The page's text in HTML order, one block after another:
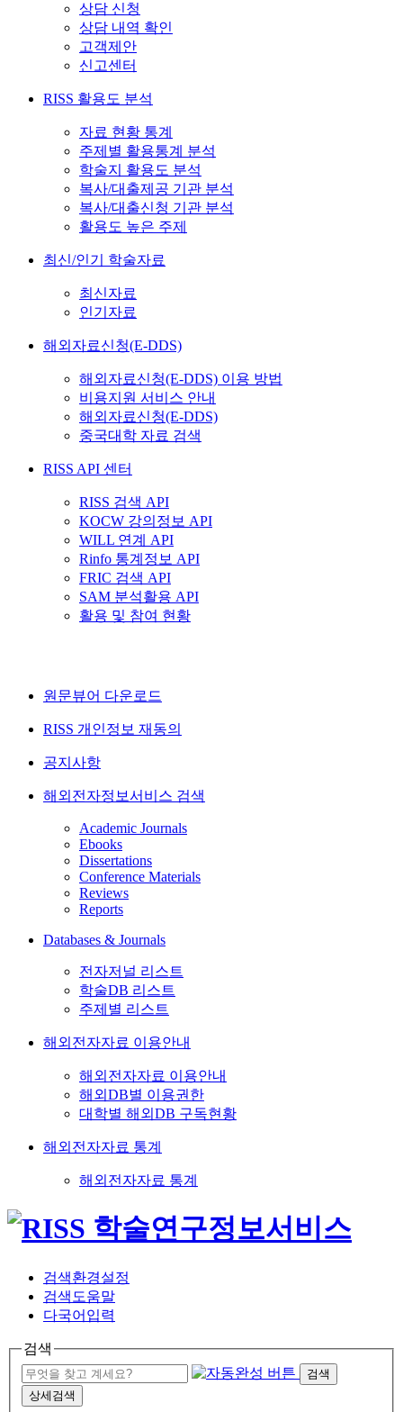
상담 신청
상담 내역 확인
고객제안
신고센터
RISS 활용도 분석
자료 현황 통계
주제별 활용통계 분석
학술지 활용도 분석
복사/대출제공 기관 분석
복사/대출신청 기관 분석
활용도 높은 주제
최신/인기 학술자료
최신자료
인기자료
해외자료신청(E-DDS)
해외자료신청(E-DDS) 이용 방법
비용지원 서비스 안내
해외자료신청(E-DDS)
중국대학 자료 검색
RISS API 센터
RISS 검색 API
KOCW 강의정보 API
WILL 연계 API
Rinfo 통계정보 API
FRIC 검색 API
SAM 분석활용 API
활용 및 참여 현황
원문뷰어 다운로드
RISS 개인정보 재동의
공지사항
해외전자정보서비스 검색
Academic Journals
Ebooks
Dissertations
Conference Materials
Reviews
Reports
Databases & Journals
전자저널 리스트
학술DB 리스트
주제별 리스트
해외전자자료 이용안내
해외전자자료 이용안내
해외DB별 이용권한
대학별 해외DB 구독현황
해외전자자료 통계
해외전자자료 통계
검색환경설정
검색도움말
다국어입력
검색
검색
상세검색